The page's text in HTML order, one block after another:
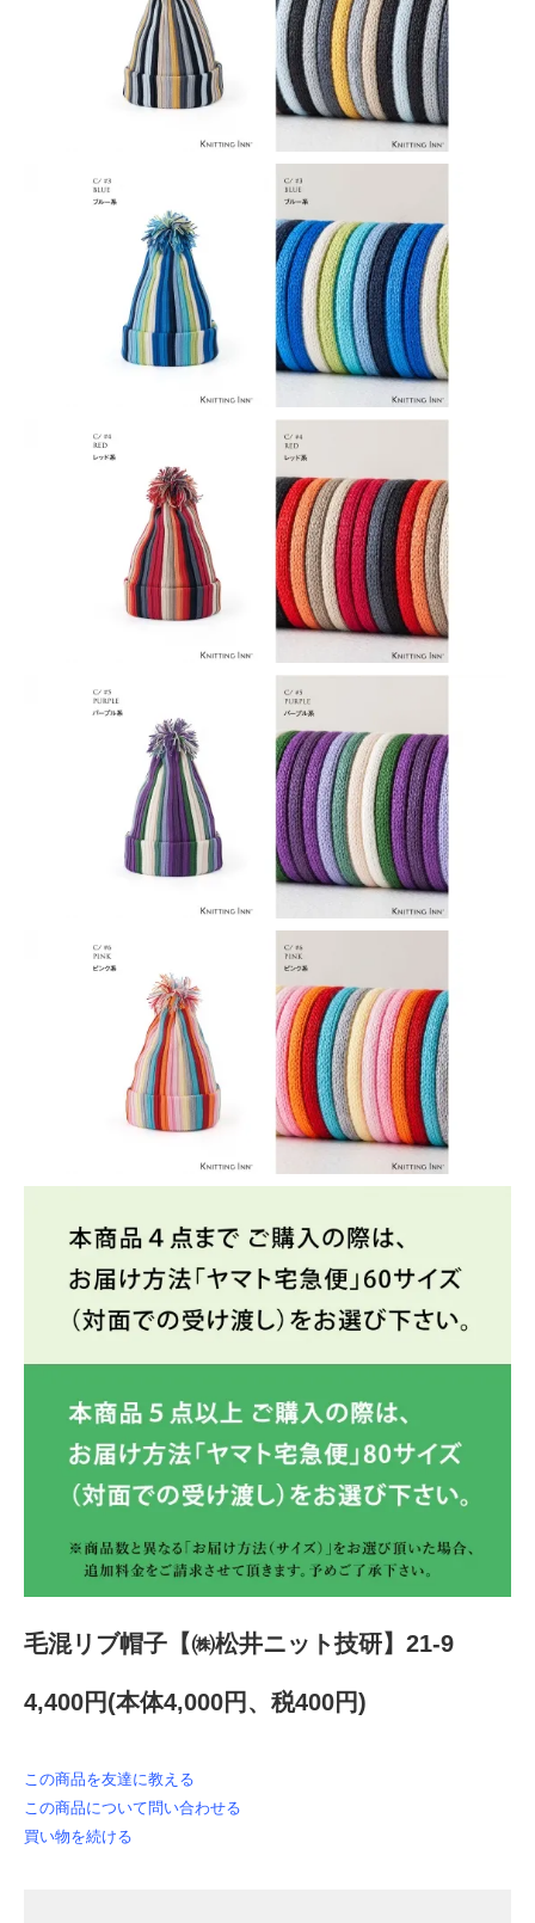
毛混リブ帽子【㈱松井ニット技研】21-9
4,400円(本体4,000円、税400円)
この商品を友達に教える
この商品について問い合わせる
買い物を続ける